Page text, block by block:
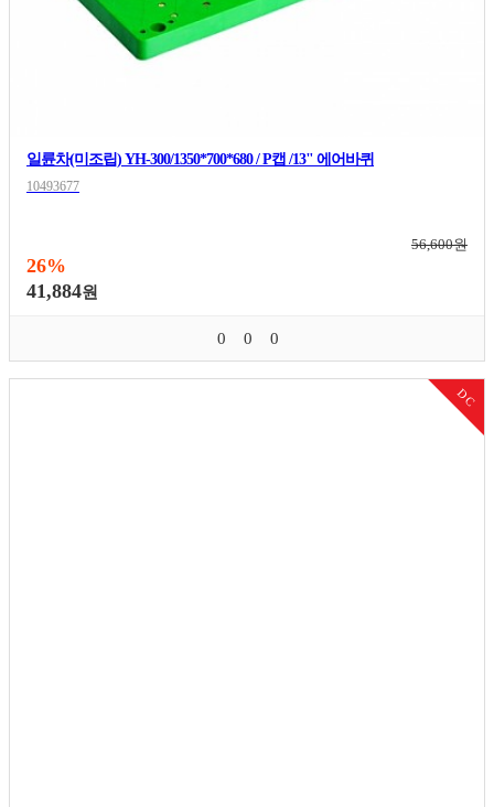
일륜차(미조립) YH-300/1350*700*680 / P캡 /13" 에어바퀴
10493677
56,600원
26%
41,884원
0 0 0
DC